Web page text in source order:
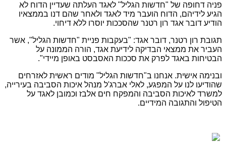
פניה דחופה של "חדשות הגליל" לאגד העלתה שעדיין הדוח לא
הגיע לידיהם, הדוח הועבר מיד לאגד ולאחר שהם דנו בממצאיו
הודיע דובר אגד רון רטנר שהסככות יוסרו ללא דיחוי.
תגובת רון רטנר, דובר אגד: "בעקבות פניית "חדשות הגליל", אשר
העביר את ממצאי הבדיקה לידיעת אגד, הורה הממונה על
הבטיחות באגד לפרק את סככות האסבסט באופן מיידי".
ובנימה אישית. אנחנו ב"חדשות הגליל" מודים ראשית לאזרחים
שהודיעו לנו על המפגע, לאלי אברג'ל מנהל איכות הסביבה בעירייה,
למשרד לאיכות הסביבה והמפקח חים אלבז וכמובן לאגד על
הטיפול והתגובה המידיים.